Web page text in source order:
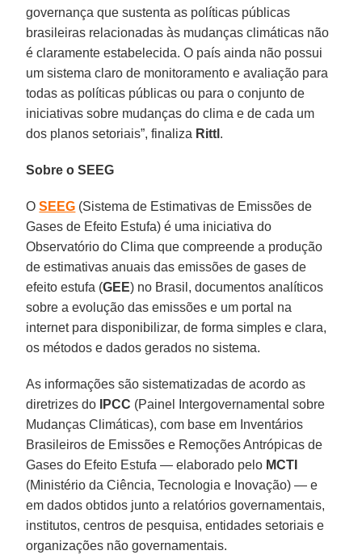
governança que sustenta as políticas públicas
brasileiras relacionadas às mudanças climáticas não
é claramente estabelecida. O país ainda não possui
um sistema claro de monitoramento e avaliação para
todas as políticas públicas ou para o conjunto de
iniciativas sobre mudanças do clima e de cada um
dos planos setoriais”, finaliza Rittl .
Sobre o SEEG
OSEEG (Sistema de Estimativas de Emissões de
Gases de Efeito Estufa) é uma iniciativa do
Observatório do Clima que compreende a produção
de estimativas anuais das emissões de gases de
efeito estufa (GEE) no Brasil, documentos analíticos
sobre a evolução das emissões e um portal na
internet para disponibilizar, de forma simples e clara,
os métodos e dados gerados no sistema.
As informações são sistematizadas de acordo as
diretrizes do
IPCC (Painel Intergovernamental sobre
Mudanças Climáticas), com base em Inventários
Brasileiros de Emissões e Remoções Antrópicas de
Gases do Efeito Estufa — elaborado pelo MCTI
(Ministério da Ciência, Tecnologia e Inovação) — e
em dados obtidos junto a relatórios governamentais,
institutos, centros de pesquisa, entidades setoriais e
organizações não governamentais.